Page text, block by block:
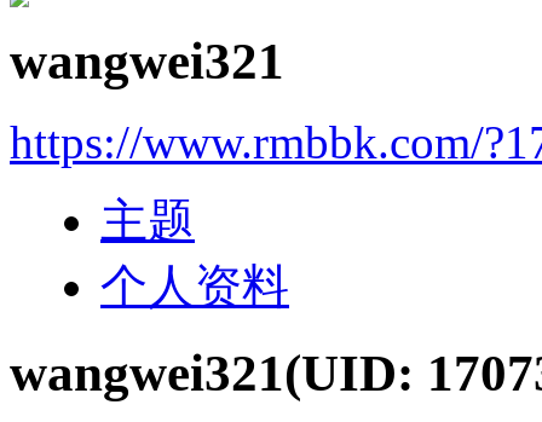
wangwei321
https://www.rmbbk.com/
主题
个人资料
wangwei321(UID: